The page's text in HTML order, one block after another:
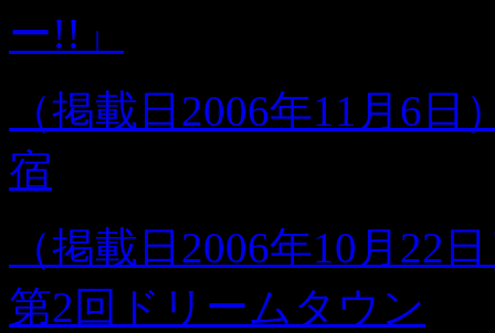
ー!!」
（掲載日2006年11月6
宿
（掲載日2006年10月
第2回ドリームタウン